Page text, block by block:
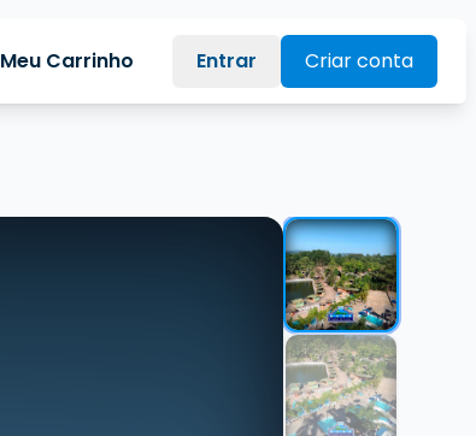
Meu Carrinho Entrar Criar conta